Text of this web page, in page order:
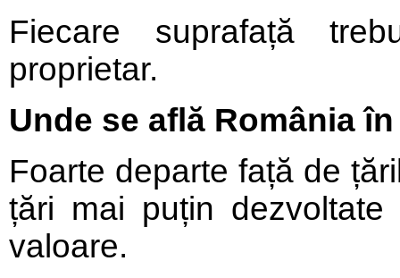
Fiecare suprafață
proprietar.
Unde se află România
Foarte departe față de
țări mai puțin
valoare.